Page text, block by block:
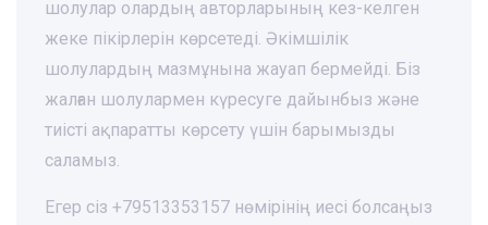
шолулар олардың авторларының кез-келген
жеке пікірлерін көрсетеді. Әкімшілік
шолулардың мазмұнына жауап бермейді. Біз
жалған шолулармен күресуге дайынбыз және
тиісті ақпаратты көрсету үшін барымызды
саламыз.
Егер сіз +79513353157 нөмірінің иесі болсаңыз